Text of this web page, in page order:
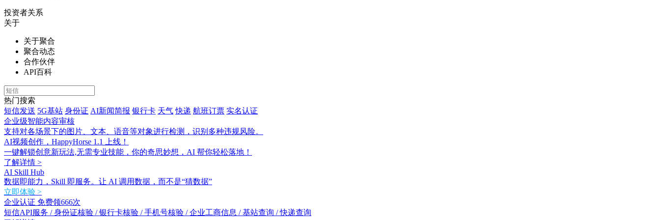
投资者关系
关于
关于聚合
聚合动态
合作伙伴
API百科
热门搜索
短信发送 5G基站 身份证 AI新闻简报 银行卡 天气 快递 航班订票 实名认证
企业级智能内容审核
支持对各场景下的图片、文本、语音等对象进行检测，识别多种违规风险。
AI视频创作，HappyHorse 1.1 上线！
一键解锁创意新玩法,无需专业技能，你的奇思妙想，AI 帮你轻松落地！
了解详情 >
AI Skill Hub
数据即能力，Skill 即服务。让 AI 调用数据，而不是“猜数据”
立即体验 >
企业认证 免费领666次
短信API服务 / 身份证核验 / 银行卡核验 / 手机号核验 / 企业工商信息 / 基站查询 / 快递查询